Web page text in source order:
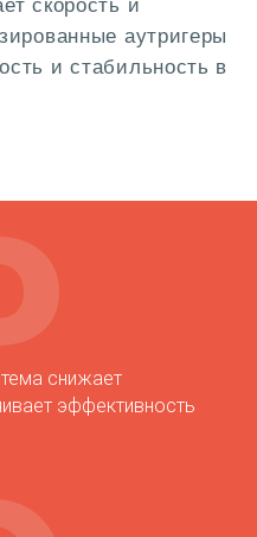
снижает
эффективность